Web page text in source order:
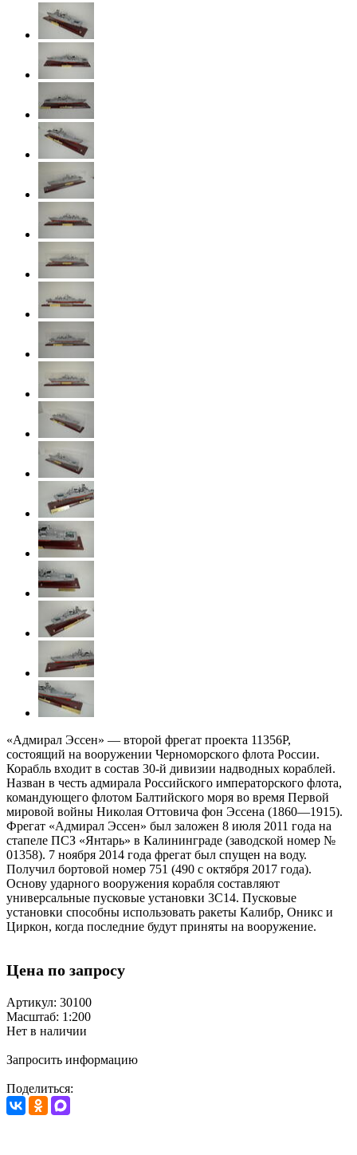
«Адмирал Эссен» — второй фрегат проекта 11356Р,
состоящий на вооружении Черноморского флота России.
Корабль входит в состав 30-й дивизии надводных кораблей.
Назван в честь адмирала Российского императорского флота,
командующего флотом Балтийского моря во время Первой
мировой войны Николая Оттовича фон Эссена (1860—1915).
Фрегат «Адмирал Эссен» был заложен 8 июля 2011 года на
стапеле ПСЗ «Янтарь» в Калининграде (заводской номер №
01358). 7 ноября 2014 года фрегат был спущен на воду.
Получил бортовой номер 751 (490 с октября 2017 года).
Основу ударного вооружения корабля составляют
универсальные пусковые установки 3С14. Пусковые
установки способны использовать ракеты Калибр, Оникс и
Циркон, когда последние будут приняты на вооружение.
Цена по запросу
Артикул: 30100
Масштаб: 1:200
Нет в наличии
Запросить информацию
Поделиться: